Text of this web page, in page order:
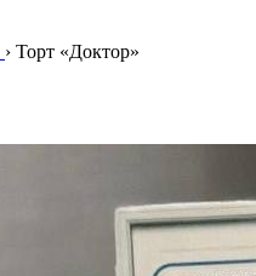
› Торт «Доктор»